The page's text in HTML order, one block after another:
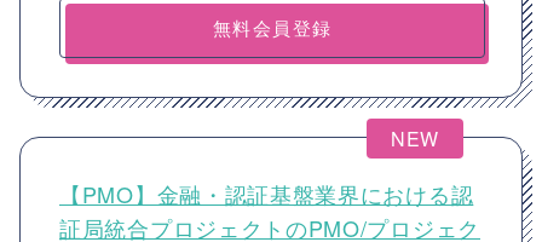
無料会員登録
NEW
【PMO】金融・認証基盤業界における認
証局統合プロジェクトのPMO/プロジェク